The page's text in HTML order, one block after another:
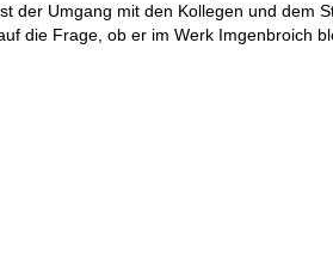
der Umgang mit den Kollegen und dem
die Frage, ob er im Werk Imgenbroich